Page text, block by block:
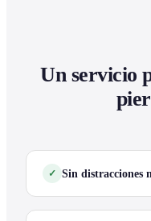
Un servicio
Sin distracciones